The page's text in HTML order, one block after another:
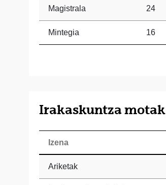
Magistrala 24
Mintegia 16
Irakaskuntza motak
Izena
Ariketak